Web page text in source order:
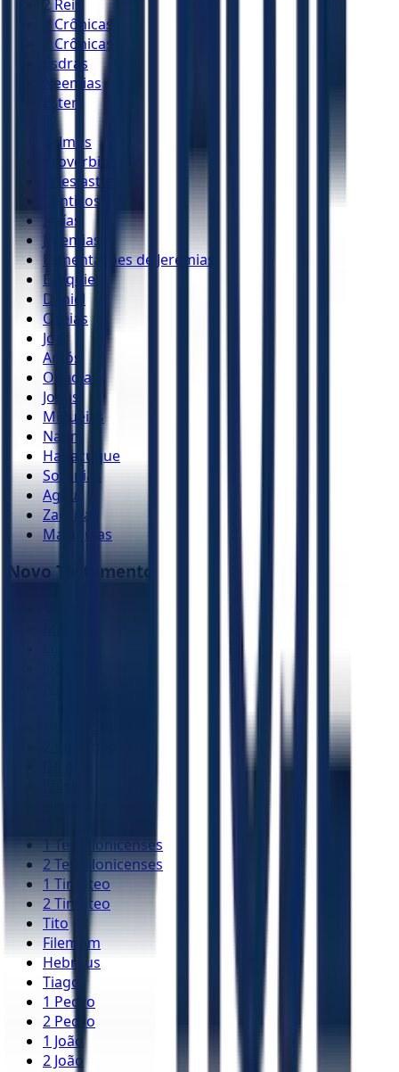
2 Reis
1 Crônicas
2 Crônicas
Esdras
Neemias
Ester
Salmos
Provérbios
Eclesiastes
Cânticos
Isaías
Jeremias
Lamentações de Jeremias
Ezequiel
Daniel
Oséias
Joel
Amós
Obadias
Jonas
Miquéias
Naum
Habacuque
Sofonias
Ageu
Zacarias
Malaquias
Novo Testamento
1 Tessalonicenses
2 Tessalonicenses
1 Timóteo
2 Timóteo
Tito
Filemom
Hebreus
Tiago
1 Pedro
2 Pedro
1 João
2 João